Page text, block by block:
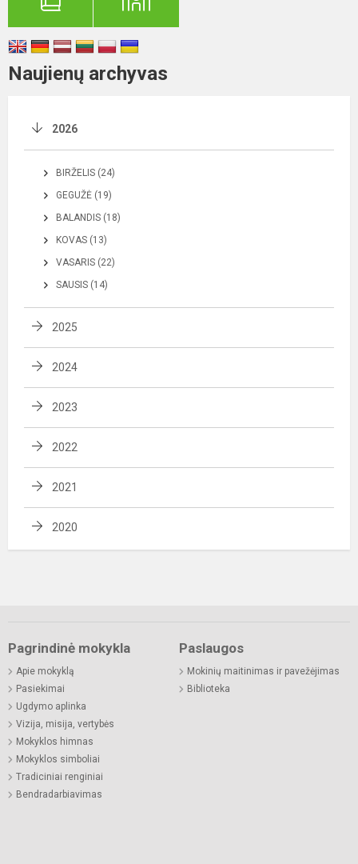
Naujienų archyvas
2026
BIRŽELIS (24)
GEGUŽĖ (19)
BALANDIS (18)
KOVAS (13)
VASARIS (22)
SAUSIS (14)
2025
2024
2023
2022
2021
2020
Pagrindinė mokykla
Apie mokyklą
Pasiekimai
Ugdymo aplinka
Vizija, misija, vertybės
Mokyklos himnas
Mokyklos simboliai
Tradiciniai renginiai
Bendradarbiavimas
Paslaugos
Mokinių maitinimas ir pavežėjimas
Biblioteka